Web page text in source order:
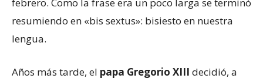
resumiendo en «bis sextus»: bisiesto en nuestra
lengua.
Años más tarde, el papa Gregorio XIII decidió, a